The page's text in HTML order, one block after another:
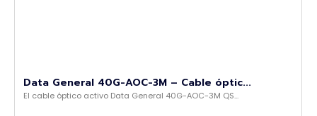
Data General 40G-AOC-3M – Cable óptic...
El cable óptico activo Data General 40G-AOC-3M QS...